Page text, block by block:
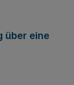
über eine